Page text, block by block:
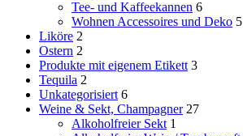
Tee- und Kaffeekannen 6
Wohnen Accessoires und Deko 5
Liköre 2
Ostern 2
Produkte mit eigenem Etikett 3
Tequila 2
Unkategorisiert 6
Weine & Sekt, Champagner 27
Alkoholfreier Sekt 1